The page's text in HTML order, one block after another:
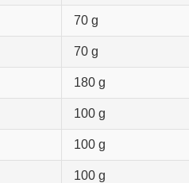
70 g
70 g
180 g
100 g
100 g
100 g